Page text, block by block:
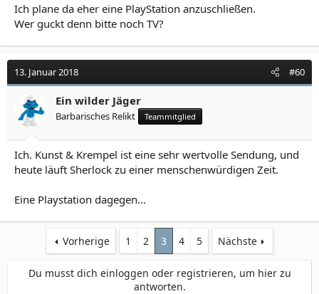
Ich plane da eher eine PlayStation anzuschließen.
Wer guckt denn bitte noch TV?
13. Januar 2018 #60
Ein wilder Jäger
Barbarisches Relikt Teammitglied
Ich. Kunst & Krempel ist eine sehr wertvolle Sendung, und
heute läuft Sherlock zu einer menschenwürdigen Zeit.
Eine Playstation dagegen...
Vorherige 1 2 3 4 5 Nächste
Du musst dich einloggen oder registrieren, um hier zu
antworten.